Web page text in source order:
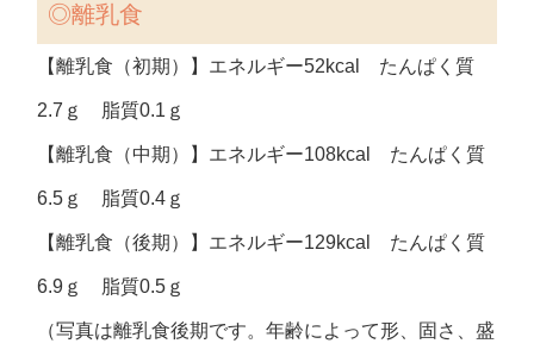
◎離乳食
【離乳食（初期）】エネルギー52kcal たんぱく質
2.7ｇ 脂質0.1ｇ
【離乳食（中期）】エネルギー108kcal たんぱく質
6.5ｇ 脂質0.4ｇ
【離乳食（後期）】エネルギー129kcal たんぱく質
6.9ｇ 脂質0.5ｇ
（写真は離乳食後期です。年齢によって形、固さ、盛